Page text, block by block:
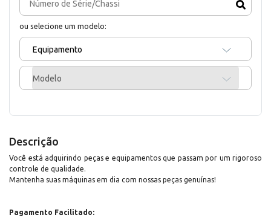
ou selecione um modelo:
Equipamento
Modelo
Descrição
Você está adquirindo peças e equipamentos que passam por um rigoroso
controle de qualidade.
Mantenha suas máquinas em dia com nossas peças genuínas!
Pagamento Facilitado: